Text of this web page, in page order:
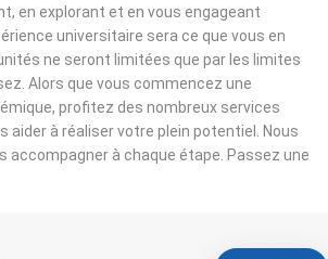
en explorant et en vous engageant
universitaire sera ce que vous en
ne seront limitées que par les limites
Alors que vous commencez une
profitez des nombreux services
aider à réaliser votre plein potentiel. Nous
accompagner à chaque étape. Passez une